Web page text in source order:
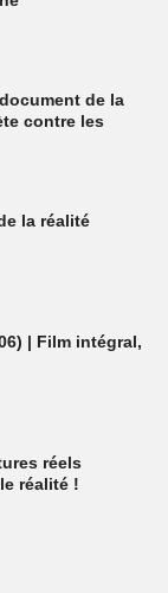
de la
contre les
la réalité
| Film intégral,
réels
réalité !